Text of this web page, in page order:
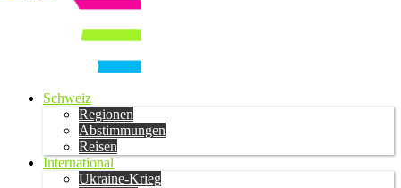
Schweiz
Regionen
Abstimmungen
Reisen
International
Ukraine-Krieg